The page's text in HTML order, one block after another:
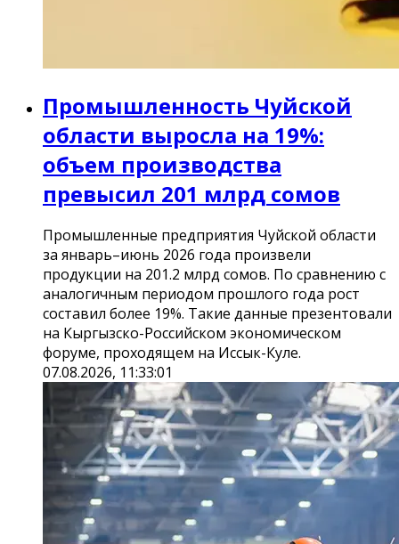
Промышленность Чуйской
области выросла на 19%:
объем производства
превысил 201 млрд сомов
Промышленные предприятия Чуйской области
за январь–июнь 2026 года произвели
продукции на 201.2 млрд сомов. По сравнению с
аналогичным периодом прошлого года рост
составил более 19%. Такие данные презентовали
на Кыргызско-Российском экономическом
форуме, проходящем на Иссык-Куле.
07.08.2026, 11:33:01